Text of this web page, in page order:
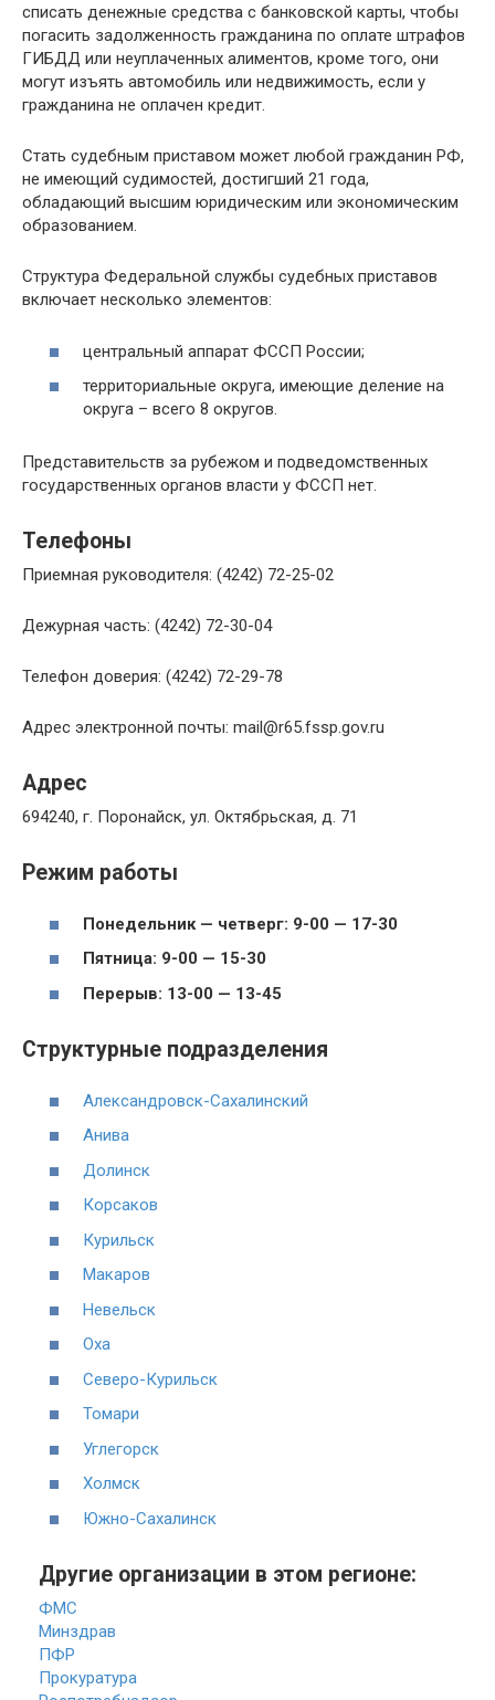
списать денежные средства с банковской карты, чтобы
погасить задолженность гражданина по оплате штрафов
ГИБДД или неуплаченных алиментов, кроме того, они
могут изъять автомобиль или недвижимость, если у
гражданина не оплачен кредит.
Стать судебным приставом может любой гражданин РФ,
не имеющий судимостей, достигший 21 года,
обладающий высшим юридическим или экономическим
образованием.
Структура Федеральной службы судебных приставов
включает несколько элементов:
центральный аппарат ФССП России;
территориальные округа, имеющие деление на
округа – всего 8 округов.
Представительств за рубежом и подведомственных
государственных органов власти у ФССП нет.
Телефоны
Приемная руководителя: (4242) 72-25-02
Дежурная часть: (4242) 72-30-04
Телефон доверия: (4242) 72-29-78
Адрес электронной почты: mail@r65.fssp.gov.ru
Адрес
694240, г. Поронайск, ул. Октябрьская, д. 71
Режим работы
Понедельник — четверг: 9-00 — 17-30
Пятница: 9-00 — 15-30
Перерыв: 13-00 — 13-45
Структурные подразделения
Александровск-Сахалинский
Анива
Долинск
Корсаков
Курильск
Макаров
Невельск
Оха
Северо-Курильск
Томари
Углегорск
Холмск
Южно-Сахалинск
Другие организации в этом регионе:
ФМС
Минздрав
ПФР
Прокуратура